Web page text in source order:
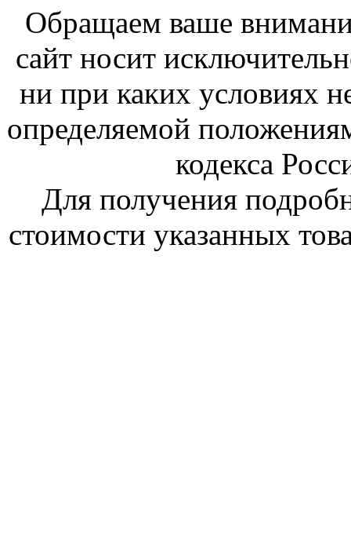
Обращаем ваше
сайт носит
ни при каких условиях
определяемой
кодекса
Для получения
стоимости указанных